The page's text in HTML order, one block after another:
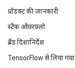
प्रॉडक्ट की जानकारी
स्टैक ओवरफ़्लो
ब्रैंड दिशानिर्देश
TensorFlow से लिया गया